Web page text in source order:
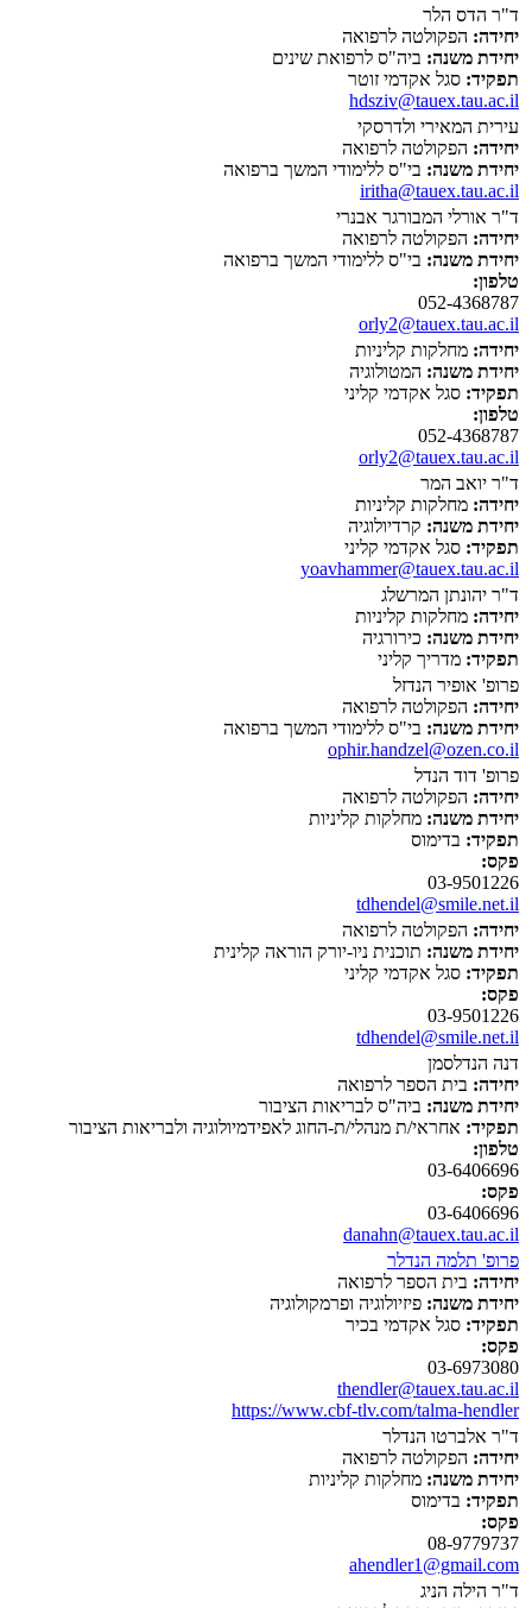
ד"ר הדס הלר
יחידה: הפקולטה לרפואה
יחידת משנה: ביה"ס לרפואת שינים
תפקיד: סגל אקדמי זוטר
hdsziv@tauex.tau.ac.il
עירית המאירי ולדרסקי
יחידה: הפקולטה לרפואה
יחידת משנה: בי"ס ללימודי המשך ברפואה
iritha@tauex.tau.ac.il
ד"ר אורלי המבורגר אבנרי
יחידה: הפקולטה לרפואה
יחידת משנה: בי"ס ללימודי המשך ברפואה
טלפון:
052-4368787
orly2@tauex.tau.ac.il
יחידה: מחלקות קליניות
יחידת משנה: המטולוגיה
תפקיד: סגל אקדמי קליני
טלפון:
052-4368787
orly2@tauex.tau.ac.il
ד"ר יואב המר
יחידה: מחלקות קליניות
יחידת משנה: קרדיולוגיה
תפקיד: סגל אקדמי קליני
yoavhammer@tauex.tau.ac.il
ד"ר יהונתן המרשלג
יחידה: מחלקות קליניות
יחידת משנה: כירורגיה
תפקיד: מדריך קליני
פרופ' אופיר הנדזל
יחידה: הפקולטה לרפואה
יחידת משנה: בי"ס ללימודי המשך ברפואה
ophir.handzel@ozen.co.il
פרופ' דוד הנדל
יחידה: הפקולטה לרפואה
יחידת משנה: מחלקות קליניות
תפקיד: בדימוס
פקס:
03-9501226
tdhendel@smile.net.il
יחידה: הפקולטה לרפואה
יחידת משנה: תוכנית ניו-יורק הוראה קלינית
תפקיד: סגל אקדמי קליני
פקס:
03-9501226
tdhendel@smile.net.il
דנה הנדלסמן
יחידה: בית הספר לרפואה
יחידת משנה: ביה"ס לבריאות הציבור
תפקיד: אחראי/ת מנהלי/ת-החוג לאפידמיולוגיה ולבריאות הציבור
טלפון:
03-6406696
פקס:
03-6406696
danahn@tauex.tau.ac.il
פרופ' תלמה הנדלר
יחידה: בית הספר לרפואה
יחידת משנה: פיזיולוגיה ופרמקולוגיה
תפקיד: סגל אקדמי בכיר
פקס:
03-6973080
thendler@tauex.tau.ac.il
https://www.cbf-tlv.com/talma-hendler
ד"ר אלברטו הנדלר
יחידה: הפקולטה לרפואה
יחידת משנה: מחלקות קליניות
תפקיד: בדימוס
פקס:
08-9779737
ahendler1@gmail.com
ד"ר הילה הניג